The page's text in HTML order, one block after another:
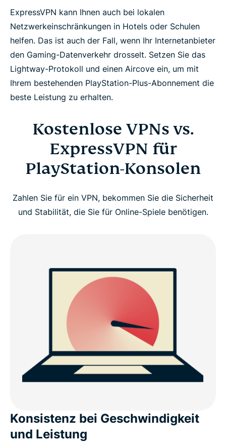
ExpressVPN kann Ihnen auch bei lokalen
Netzwerkeinschränkungen in Hotels oder Schulen
helfen. Das ist auch der Fall, wenn Ihr Internetanbieter
den Gaming-Datenverkehr drosselt. Setzen Sie das
Lightway-Protokoll und einen Aircove ein, um mit
Ihrem bestehenden PlayStation-Plus-Abonnement die
beste Leistung zu erhalten.
Kostenlose VPNs vs.
ExpressVPN für
PlayStation-Konsolen
Zahlen Sie für ein VPN, bekommen Sie die Sicherheit
und Stabilität, die Sie für Online-Spiele benötigen.
Konsistenz bei Geschwindigkeit
und Leistung